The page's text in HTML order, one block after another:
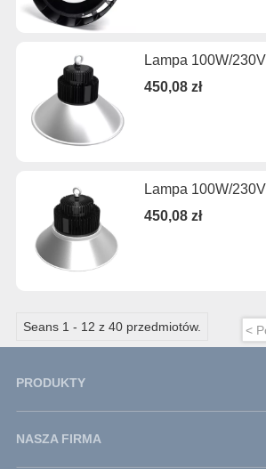
Lampa 100W/
450,08 zł
Lampa 100W/
450,08 zł
Seans 1 - 12 z 40 przedmiotów. <
PRODUKTY
NASZA FIRMA